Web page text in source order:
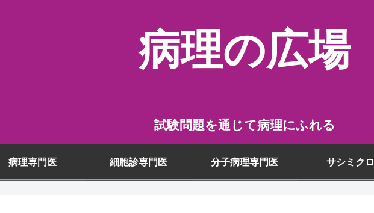
病理の広場
試験問題を通じて病理にふれる
病理専門医 細胞診専門医 分子病理専門医 サシミクロ